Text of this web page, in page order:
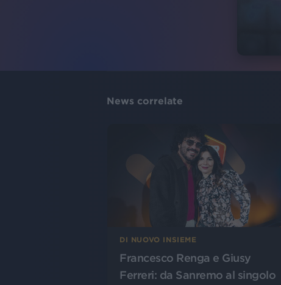
News correlate
DI NUOVO INSIEME
Francesco Renga e Giusy
Ferreri: da Sanremo al singolo